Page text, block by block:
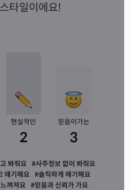
타일이에요!
현실적인
2
믿음이가는
3
봐줘요 #사주정보 없이 봐줘요
얘기해요 #솔직하게 얘기해요
껴져요 #믿음과 신뢰가 가요